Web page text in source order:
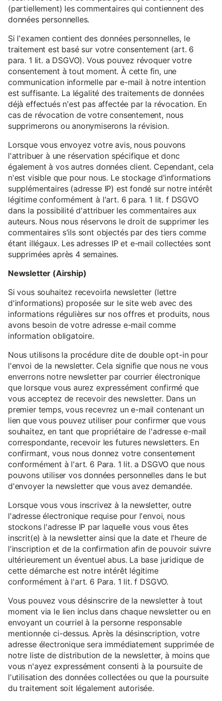
(partiellement) les commentaires qui contiennent des
données personnelles.
Si l'examen contient des données personnelles, le
traitement est basé sur votre consentement (art. 6
para. 1 lit. a DSGVO). Vous pouvez révoquer votre
consentement à tout moment. À cette fin, une
communication informelle par e-mail à notre intention
est suffisante. La légalité des traitements de données
déjà effectués n'est pas affectée par la révocation. En
cas de révocation de votre consentement, nous
supprimerons ou anonymiserons la révision.
Lorsque vous envoyez votre avis, nous pouvons
l'attribuer à une réservation spécifique et donc
également à vos autres données client. Cependant, cela
n'est visible que pour nous. Le stockage d'informations
supplémentaires (adresse IP) est fondé sur notre intérêt
légitime conformément à l'art. 6 para. 1 lit. f DSGVO
dans la possibilité d'attribuer les commentaires aux
auteurs. Nous nous réservons le droit de supprimer les
commentaires s'ils sont objectés par des tiers comme
étant illégaux. Les adresses IP et e-mail collectées sont
supprimées après 4 semaines.
Newsletter (Airship)
Si vous souhaitez recevoirla newsletter (lettre
d'informations) proposée sur le site web avec des
informations régulières sur nos offres et produits, nous
avons besoin de votre adresse e-mail comme
information obligatoire.
Nous utilisons la procédure dite de double opt-in pour
l'envoi de la newsletter. Cela signifie que nous ne vous
enverrons notre newsletter par courrier électronique
que lorsque vous aurez expressément confirmé que
vous acceptez de recevoir des newsletter. Dans un
premier temps, vous recevrez un e-mail contenant un
lien que vous pouvez utiliser pour confirmer que vous
souhaitez, en tant que propriétaire de l'adresse e-mail
correspondante, recevoir les futures newsletters. En
confirmant, vous nous donnez votre consentement
conformément à l'art. 6 Para. 1 lit. a DSGVO que nous
pouvons utiliser vos données personnelles dans le but
d'envoyer la newsletter que vous avez demandée.
Lorsque vous vous inscrivez à la newsletter, outre
l'adresse électronique requise pour l'envoi, nous
stockons l'adresse IP par laquelle vous vous êtes
inscrit(e) à la newsletter ainsi que la date et l'heure de
l'inscription et de la confirmation afin de pouvoir suivre
ultérieurement un éventuel abus. La base juridique de
cette démarche est notre intérêt légitime
conformément à l'art. 6 Para. 1 lit. f DSGVO.
Vous pouvez vous désinscrire de la newsletter à tout
moment via le lien inclus dans chaque newsletter ou en
envoyant un courriel à la personne responsable
mentionnée ci-dessus. Après la désinscription, votre
adresse électronique sera immédiatement supprimée de
notre liste de distribution de la newsletter, à moins que
vous n'ayez expressément consenti à la poursuite de
l'utilisation des données collectées ou que la poursuite
du traitement soit légalement autorisée.